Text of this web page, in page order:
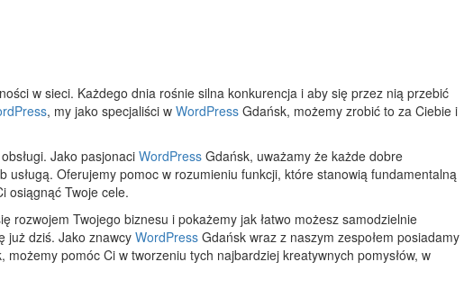
w sieci. Każdego dnia rośnie silna konkurencja i aby się przez nią przebić
, my jako specjaliści w WordPress Gdańsk, możemy zrobić to za Ciebie i
Jako pasjonaci WordPress Gdańsk, uważamy że każde dobre
Oferujemy pomoc w rozumieniu funkcji, które stanowią fundamentalną
osiągnąć Twoje cele.
rozwojem Twojego biznesu i pokażemy jak łatwo możesz samodzielnie
już dziś. Jako znawcy WordPress Gdańsk wraz z naszym zespołem posiadamy
możemy pomóc Ci w tworzeniu tych najbardziej kreatywnych pomysłów, w